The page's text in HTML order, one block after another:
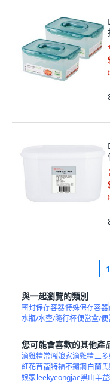
(
(
1
與一起瀏覽的類別
密封保存容器特殊保存容器
水瓶/水壺/隨行杯便當盒/便
您可能會喜歡的其他產
滴雞精常溫娘家滴雞精三
紅花苜蓿特福不鏽鋼白蘭
娘家leekyeongjae黑山羊